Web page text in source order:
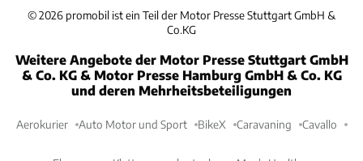
©2026 promobil ist ein Teil der Motor Presse Stuttgart GmbH &
Co.KG
Weitere Angebote der Motor Presse Stuttgart GmbH
& Co. KG & Motor Presse Hamburg GmbH & Co. KG
und deren Mehrheitsbeteiligungen
Aerokurier Auto Motor und Sport BikeX Caravaning Cavallo